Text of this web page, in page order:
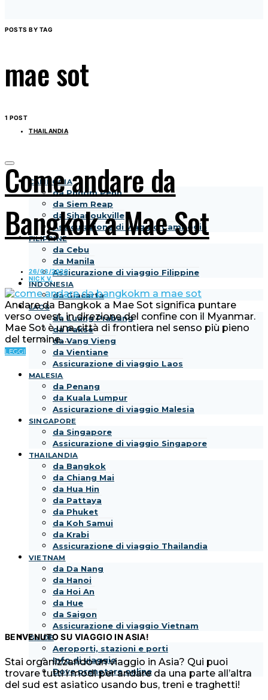
CAMBOGIA
da Phnom Penh
da Siem Reap
da Sihanoukville
Assicurazione di viaggio Cambogia
FILIPPINE
da Cebu
da Manila
Assicurazione di viaggio Filippine
INDONESIA
da Giacarta
LAOS
da Luang Prabang
da Pakse
da Vang Vieng
da Vientiane
Assicurazione di viaggio Laos
MALESIA
da Penang
da Kuala Lumpur
Assicurazione di viaggio Malesia
SINGAPORE
da Singapore
Assicurazione di viaggio Singapore
THAILANDIA
da Bangkok
da Chiang Mai
da Hua Hin
da Pattaya
da Phuket
da Koh Samui
da Krabi
Assicurazione di viaggio Thailandia
VIETNAM
da Da Nang
da Hanoi
da Hoi An
da Hue
da Saigon
Assicurazione di viaggio Vietnam
GUIDE
Aeroporti, stazioni e porti
Info di viaggio
Dove prenotare online
POSTS BY TAG
mae sot
1 POST
THAILANDIA
Come andare da
Bangkok a Mae Sot
26/03/2020
NICK V.
Andare da Bangkok a Mae Sot significa puntare
verso ovest, in direzione del confine con il Myanmar.
Mae Sot è una città di frontiera nel senso più pieno
del termine.…
LEGGI
BENVENUTO SU VIAGGIO IN ASIA!
Stai organizzando un viaggio in Asia? Qui puoi
trovare tutti i modi per andare da una parte all’altra
del sud est asiatico usando bus, treni e traghetti!